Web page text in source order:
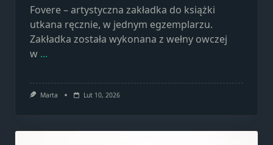
Fovere – artystyczna zakładka do książki
utkana ręcznie, w jednym egzemplarzu.
Zakładka została wykonana z wełny owczej
w ...
Marta Lut 10, 2026